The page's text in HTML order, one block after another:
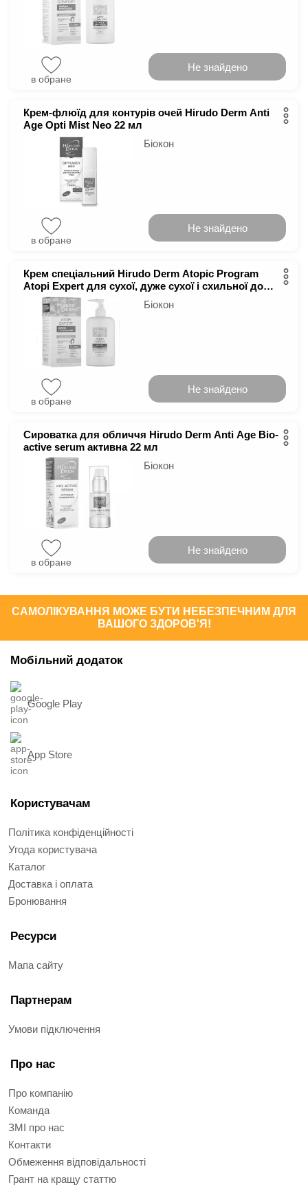
в обране
Не знайдено
Крем-флюїд для контурів очей Hirudo Derm Anti
Age Opti Mist Neo 22 мл
Біокон
в обране
Не знайдено
Крем спеціальний Hirudo Derm Atopic Program
Аtopi Expert для сухої, дуже сухої і схильної до
атопії шкіри 400 мл
Біокон
в обране
Не знайдено
Сироватка для обличчя Hirudo Derm Anti Age Bio-
active serum активна 22 мл
Біокон
в обране
Не знайдено
САМОЛІКУВАННЯ МОЖЕ БУТИ НЕБЕЗПЕЧНИМ ДЛЯ
ВАШОГО ЗДОРОВ'Я!
Мобільний додаток
Google Play
App Store
Користувачам
Політика конфіденційності
Угода користувача
Каталог
Доставка і оплата
Бронювання
Ресурси
Мапа сайту
Партнерам
Умови підключення
Про нас
Про компанію
Команда
ЗМІ про нас
Контакти
Обмеження відповідальності
Грант на кращу статтю